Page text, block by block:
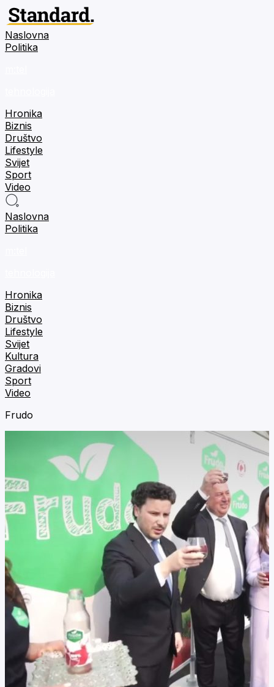
Naslovna
Politika
Hronika
Biznis
Društvo
Lifestyle
Svijet
Sport
Video
Naslovna
Politika
Hronika
Biznis
Društvo
Lifestyle
Svijet
Kultura
Gradovi
Sport
Video
Frudo